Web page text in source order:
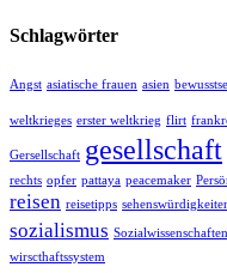
Schlagwörter
Angst asiatische frauen asien
weltkrieges erster weltkrieg flirt
Gersellschaft gesellschaft
rechts opfer pattaya peacemaker
reisen reisetipps
sozialismus Sozialwissenschaften
wirscthaftssystem